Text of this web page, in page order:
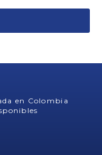
en Colombia